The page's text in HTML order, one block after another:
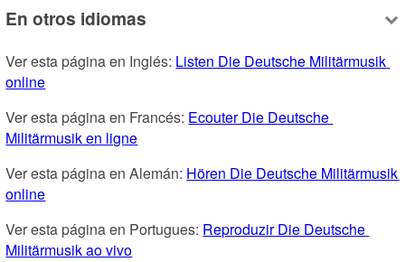
En otros idiomas
Ver esta página en Inglés: Listen Die Deutsche Militärmusik
online
Ver esta página en Francés: Ecouter Die Deutsche
Militärmusik en ligne
Ver esta página en Alemán: Hören Die Deutsche Militärmusik
online
Ver esta página en Portugues: Reproduzir Die Deutsche
Militärmusik ao vivo